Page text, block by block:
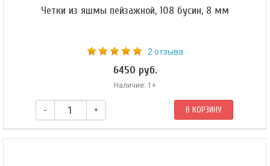
Четки из яшмы пейзажной, 108 бусин, 8 мм
2 отзыва
6450 руб.
Наличие: 1+
– + В КОРЗИНУ
Буддийские четки из яшмы пейзажной. Форма бусин — шар 8 мм. Гуру-